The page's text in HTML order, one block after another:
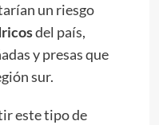
un riesgo
del país,
y presas que
sur.
este tipo de